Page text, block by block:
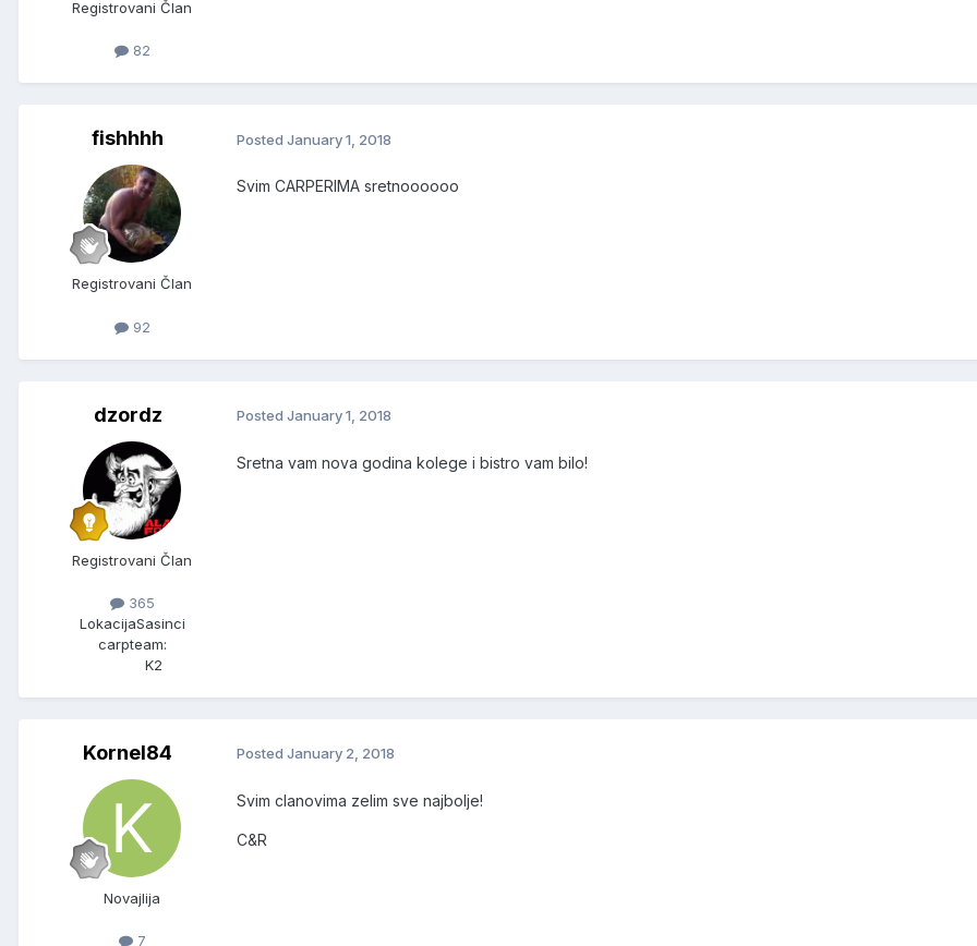
Registrovani Član
82
fishhhh
Registrovani Član
92
Posted January 1, 2018
Svim CARPERIMA sretnoooooo
dzordz
Registrovani Član
365
LokacijaSasinci
carpteam:
K2
Posted January 1, 2018
Sretna vam nova godina kolege i bistro vam bilo!
Kornel84
Novajlija
7
Posted January 2, 2018
Svim clanovima zelim sve najbolje!
C&R